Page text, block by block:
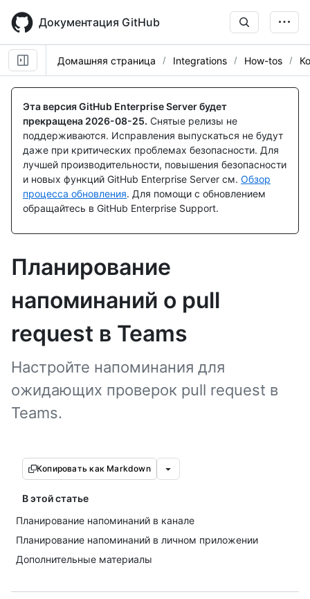
main
content
Документация GitHub
Домашняя страница Integrations How-tos
Эта версия GitHub Enterprise Server будет
прекращена 2026-08-25. Снятые релизы не
поддерживаются. Исправления выпускаться не будут
даже при критических проблемах безопасности. Для
лучшей производительности, повышения безопасности
и новых функций GitHub Enterprise Server см. Обзор
процесса обновления. Для помощи с обновлением
обращайтесь в GitHub Enterprise Support.
Планирование
напоминаний о pull
request в Teams
Настройте напоминания для
ожидающих проверок pull request в
Teams.
Копировать как Markdown
В этой статье
Планирование напоминаний в канале
Планирование напоминаний в личном приложении
Дополнительные материалы